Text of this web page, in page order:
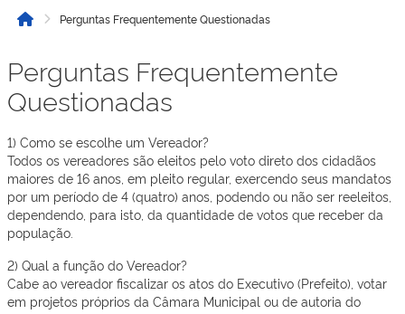
InícioPerguntas Frequentemente Questionadas
Perguntas Frequentemente
Questionadas
1) Como se escolhe um Vereador?
Todos os vereadores são eleitos pelo voto direto dos cidadãos
maiores de 16 anos, em pleito regular, exercendo seus mandatos
por um período de 4 (quatro) anos, podendo ou não ser reeleitos,
dependendo, para isto, da quantidade de votos que receber da
população.
2) Qual a função do Vereador?
Cabe ao vereador fiscalizar os atos do Executivo (Prefeito), votar
em projetos próprios da Câmara Municipal ou de autoria do